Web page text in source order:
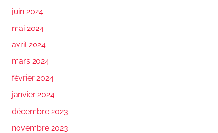
juin 2024
mai 2024
avril 2024
mars 2024
février 2024
janvier 2024
décembre 2023
novembre 2023